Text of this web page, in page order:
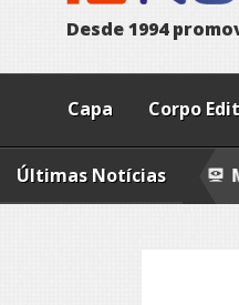
Desde1994 promo
Capa Corpo
Últimas Notícias
MANDALA